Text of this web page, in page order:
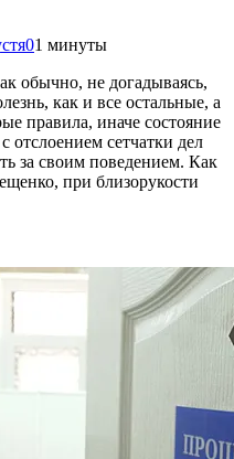
01 минуты
обычно, не догадываясь,
как и все остальные, а
правила, иначе состояние
отслоением сетчатки дел
за своим поведением. Как
при близорукости